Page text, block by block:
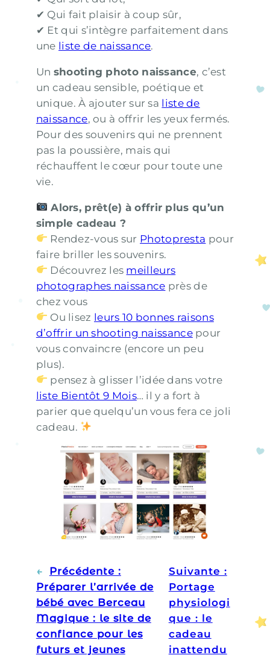
✔ Qui fait plaisir à coup sûr,
✔ Et qui s’intègre parfaitement dans
une liste de naissance.
Un shooting photo naissance, c’est
un cadeau sensible, poétique et
unique. À ajouter sur sa liste de
naissance, ou à offrir les yeux fermés.
Pour des souvenirs qui ne prennent
pas la poussière, mais qui
réchauffent le cœur pour toute une
vie.
Alors, prêt(e) à offrir plus qu’un
simple cadeau ?
Rendez-vous sur Photopresta pour
faire briller les souvenirs.
Découvrez les meilleurs
photographes naissance près de
chez vous
Ou lisez leurs 10 bonnes raisons
d’offrir un shooting naissancepour
vous convaincre (encore un peu
plus).
pensez à glisser l’idée dans votre
liste Bientôt 9 Mois… il y a fort à
parier que quelqu’un vous fera ce joli
cadeau.
←
Précédente :
Préparer l’arrivée de
bébé avec Berceau
Magique : le site de
confiance pour les
futurs et jeunes
Suivante :
Portage
physiologi
que : le
cadeau
inattendu